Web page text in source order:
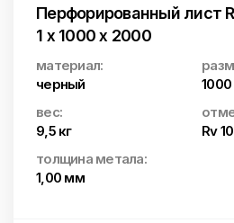
Перфорированный лист
1 x 1000 x 2000
материал:
черный
вес:
9,5 кг
Rv
толщина метала:
1,00 мм